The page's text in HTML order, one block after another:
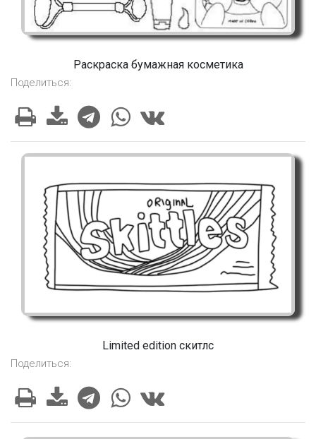
Раскраска бумажная косметика
Поделиться:
Limited edition скитлс
Поделиться: